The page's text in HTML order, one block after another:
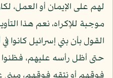
لهم على الإيمان أو
موجبة للإكراه، نعم هذا
القول بأن بني إسرائيل
حتى أظل رأسه عليهم، فظنوا